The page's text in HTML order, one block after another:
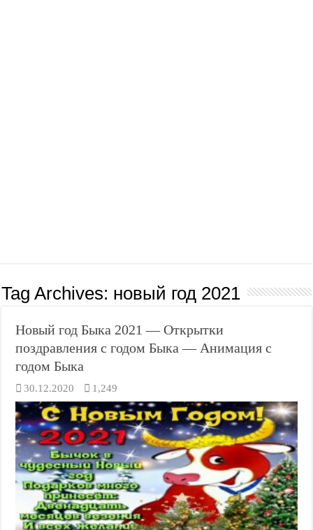
Tag Archives: новый год 2021
Новый год Быка 2021 — Открытки
поздравления с годом Быка — Анимация с
годом Быка
30.12.2020 1,249